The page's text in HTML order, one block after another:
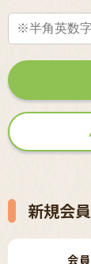
新規会
会